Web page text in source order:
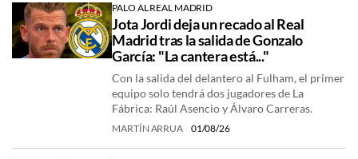
PALO AL REAL MADRID
Jota Jordi deja un recado al Real
Madrid tras la salida de Gonzalo
García: "La cantera está..."
Con la salida del delantero al Fulham, el primer
equipo solo tendrá dos jugadores de La
Fábrica: Raúl Asencio y Álvaro Carreras.
MARTÍN ARRUA 01/08/26